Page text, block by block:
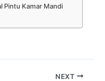
Pintu Kamar Mandi
NEXT